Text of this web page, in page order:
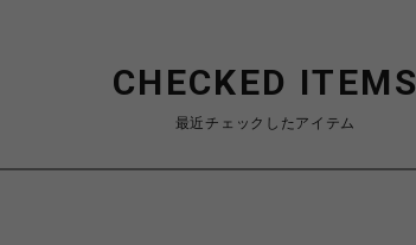
CHECKED ITEMS
最近チェックしたアイテム